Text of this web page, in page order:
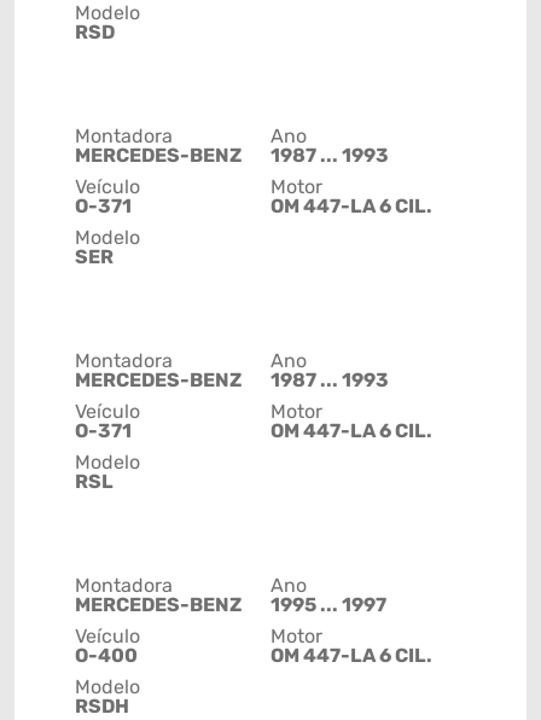
Modelo
RSD
Montadora
MERCEDES-BENZ
Veículo
O-371
Modelo
SER
Ano
1987 ... 1993
Motor
OM 447-LA 6 CIL.
Montadora
MERCEDES-BENZ
Veículo
O-371
Modelo
RSL
Ano
1987 ... 1993
Motor
OM 447-LA 6 CIL.
Montadora
MERCEDES-BENZ
Veículo
O-400
Modelo
RSDH
Ano
1995 ... 1997
Motor
OM 447-LA 6 CIL.